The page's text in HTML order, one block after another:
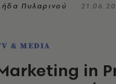
Πυλαρινού
& MEDIA
in